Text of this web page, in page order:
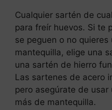
Cualquier sartén de
para freír huevos. Si te
se peguen o no quieres
mantequilla, elige una
una sartén de hierro
Las sartenes de acero
pero asegúrate de
más de mantequilla.